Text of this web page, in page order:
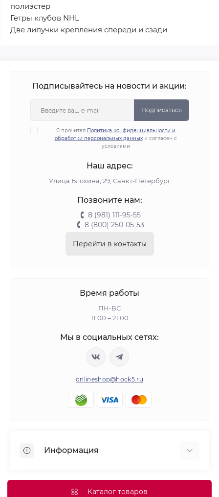
полиэстер
Гетры клубов NHL
Две липучки крепления спереди и сзади
Подписывайтесь на новости и акции:
Подписаться
Я прочитал Политика конфиденциальности и
обработки персональных данныхи согласен с
условиями
Наш адрес:
Улица Блохина, 29, Санкт-Петербург
Позвоните нам:
8 (981) 111-95-55
8 (800) 250-05-53
Перейти в контакты
Время работы
ПН-ВС
11:00 – 21:00
Мы в социальных сетях:
onlineshop@hock5.ru
Информация
Каталог товаров